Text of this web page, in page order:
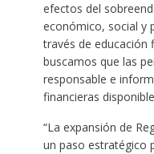
efectos del
económico, social y
través de educación
buscamos que las
responsable e
financieras
“La expansión de
un paso estratégico